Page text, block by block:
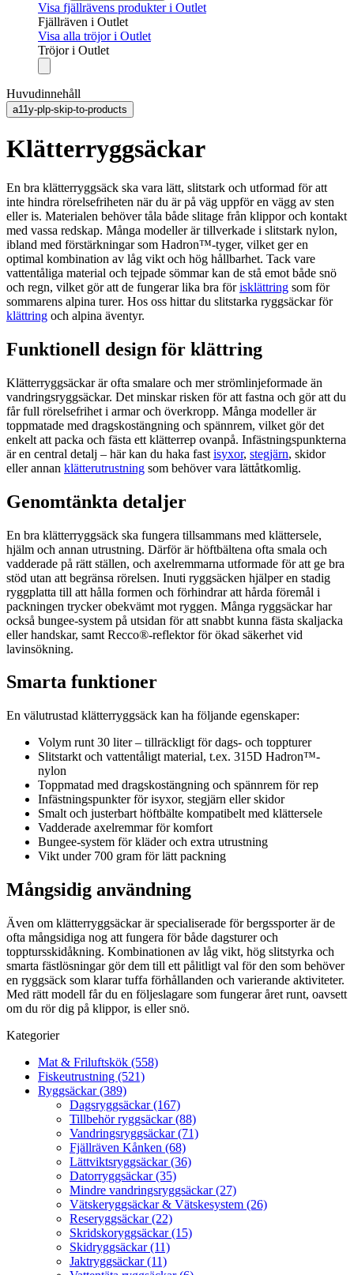
Visa fjällrävens produkter i Outlet
Fjällräven i Outlet
Visa alla tröjor i Outlet
Tröjor i Outlet
Huvudinnehåll
a11y-plp-skip-to-products
Klätterryggsäckar
En bra klätterryggsäck ska vara lätt, slitstark och utformad för att
inte hindra rörelsefriheten när du är på väg uppför en vägg av sten
eller is. Materialen behöver tåla både slitage från klippor och kontakt
med vassa redskap. Många modeller är tillverkade i slitstark nylon,
ibland med förstärkningar som Hadron™-tyger, vilket ger en
optimal kombination av låg vikt och hög hållbarhet. Tack vare
vattentåliga material och tejpade sömmar kan de stå emot både snö
och regn, vilket gör att de fungerar lika bra förisklättring som för
sommarens alpina turer. Hos oss hittar du slitstarka ryggsäckar för
klättring och alpina äventyr.
Funktionell design för klättring
Klätterryggsäckar är ofta smalare och mer strömlinjeformade än
vandringsryggsäckar. Det minskar risken för att fastna och gör att du
får full rörelsefrihet i armar och överkropp. Många modeller är
toppmatade med dragskostängning och spännrem, vilket gör det
enkelt att packa och fästa ett klätterrep ovanpå. Infästningspunkterna
är en central detalj – här kan du haka fast isyxor, stegjärn, skidor
eller annan klätterutrustning som behöver vara lättåtkomlig.
Genomtänkta detaljer
En bra klätterryggsäck ska fungera tillsammans med klättersele,
hjälm och annan utrustning. Därför är höftbältena ofta smala och
vadderade på rätt ställen, och axelremmarna utformade för att ge bra
stöd utan att begränsa rörelsen. Inuti ryggsäcken hjälper en stadig
ryggplatta till att hålla formen och förhindrar att hårda föremål i
packningen trycker obekvämt mot ryggen. Många ryggsäckar har
också bungee-system på utsidan för att snabbt kunna fästa skaljacka
eller handskar, samt Recco®-reflektor för ökad säkerhet vid
lavinsökning.
Smarta funktioner
En välutrustad klätterryggsäck kan ha följande egenskaper:
Volym runt 30 liter – tillräckligt för dags- och toppturer
Slitstarkt och vattentåligt material, t.ex. 315D Hadron™-
nylon
Toppmatad med dragskostängning och spännrem för rep
Infästningspunkter för isyxor, stegjärn eller skidor
Smalt och justerbart höftbälte kompatibelt med klättersele
Vadderade axelremmar för komfort
Bungee-system för kläder och extra utrustning
Vikt under 700 gram för lätt packning
Mångsidig användning
Även om klätterryggsäckar är specialiserade för bergssporter är de
ofta mångsidiga nog att fungera för både dagsturer och
topptursskidåkning. Kombinationen av låg vikt, hög slitstyrka och
smarta fästlösningar gör dem till ett pålitligt val för den som behöver
en ryggsäck som klarar tuffa förhållanden och varierande aktiviteter.
Med rätt modell får du en följeslagare som fungerar året runt, oavsett
om du rör dig på klippor, is eller snö.
Kategorier
Mat & Friluftskök (558)
Fiskeutrustning (521)
Ryggsäckar (389)
Dagsryggsäckar (167)
Tillbehör ryggsäckar (88)
Vandringsryggsäckar (71)
Fjällräven Kånken (68)
Lättviktsryggsäckar (36)
Datorryggsäckar (35)
Mindre vandringsryggsäckar (27)
Vätskeryggsäckar & Vätskesystem (26)
Reseryggsäckar (22)
Skridskoryggsäckar (15)
Skidryggsäckar (11)
Jaktryggsäckar (11)